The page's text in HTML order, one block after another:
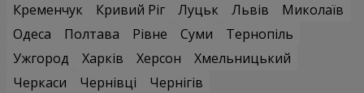
Кременчук
Кривий Ріг Луцьк Львів
Миколаїв
Одеса
Полтава Рівне Суми
Тернопіль
Ужгород
Харків Херсон
Хмельницький
Черкаси
Чернівці
Чернігів